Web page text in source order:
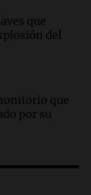
decía
informe
que
del
que
por su